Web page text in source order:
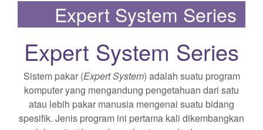
Expert System Series
Expert System Series
Sistem pakar (Expert System) adalah suatu program
komputer yang mengandung pengetahuan dari satu
atau lebih pakar manusia mengenai suatu bidang
spesifik. Jenis program ini pertama kali dikembangkan